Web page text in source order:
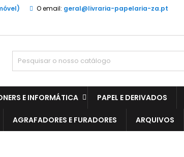
O email: geral@livraria-papelaria-za.pt
E INFORMÁTICA PAPEL E DERIVADOS
AGRAFADORES E FURADORES ARQUIVOS